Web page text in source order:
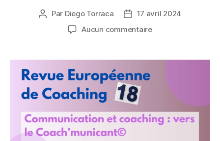
Auteur
Par Diego Torraca
Date17 avril 2024
Aucun commentairesur
coaching :
Coach’municant